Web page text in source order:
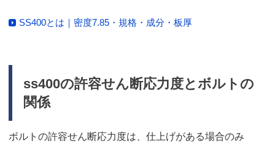
SS400とは｜密度7.85・規格・成分・板厚
ss400の許容せん断応力度とボルトの
関係
ボルトの許容せん断応力度は、仕上げがある場合のみ